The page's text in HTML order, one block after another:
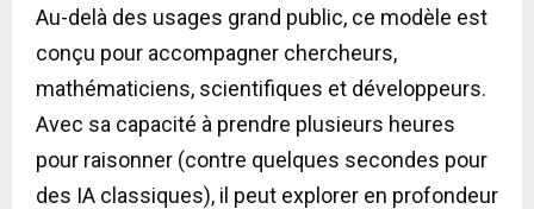
Au-delà des usages grand public, ce modèle est
conçu pour accompagner chercheurs,
mathématiciens, scientifiques et développeurs.
Avec sa capacité à prendre plusieurs heures
pour raisonner (contre quelques secondes pour
des IA classiques), il peut explorer en profondeur